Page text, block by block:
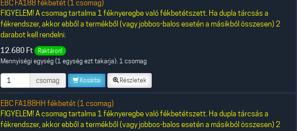
EBC FA188 fékbetét (1 csomag)
FIGYELEM! A csomag tartalma 1 féknyeregbe való fékbetétszett. Ha dupla tárcsás a
fékrendszer, akkor ebből a termékből (vagy jobbos-balos esetén a másikból összesen) 2
darabot kell rendelni.
12.680 Ft Raktáron!
Mennyiségi egység (1 egység ezt takarja): 1 csomag
csomag Kosárba Részletek
EBC FA188HH fékbetét (1 csomag)
FIGYELEM! A csomag tartalma 1 féknyeregbe való fékbetétszett. Ha dupla tárcsás a
fékrendszer, akkor ebből a termékből (vagy jobbos-balos esetén a másikból összesen) 2